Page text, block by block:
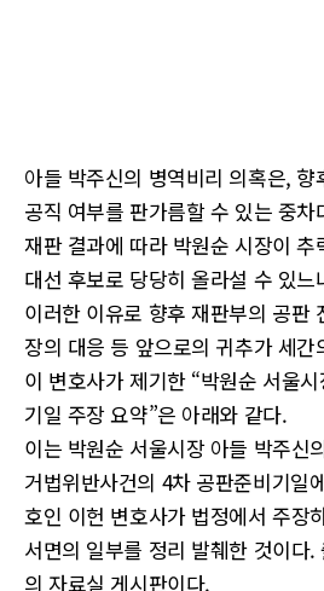
아들 박주신의 병역비리 의혹은,
공직 여부를 판가름할 수 있는 중차
재판 결과에 따라 박원순 시장이 추
대선 후보로 당당히 올라설 수 있
이러한 이유로 향후 재판부의 공판
장의 대응 등 앞으로의 귀추가 세
이 변호사가 제기한 “박원순 서울
기일 주장 요약”은 아래와 같다.
이는 박원순 서울시장 아들 박주신
거법위반사건의 4차 공판준비기일
호인 이헌 변호사가 법정에서 주장
서면의 일부를 정리 발췌한 것이다.
의 자료실 게시판이다.